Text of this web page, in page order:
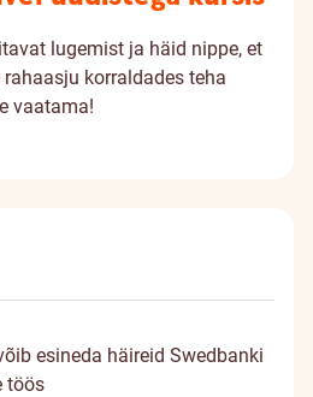
lugemist ja häid nippe, et
korraldades teha
vaatama!
esineda häireid Swedbanki
töös